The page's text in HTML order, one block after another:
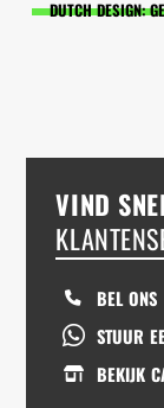
DUTCH DESIGN:
VIND
BEL ONS
STUUR
BEKIJK